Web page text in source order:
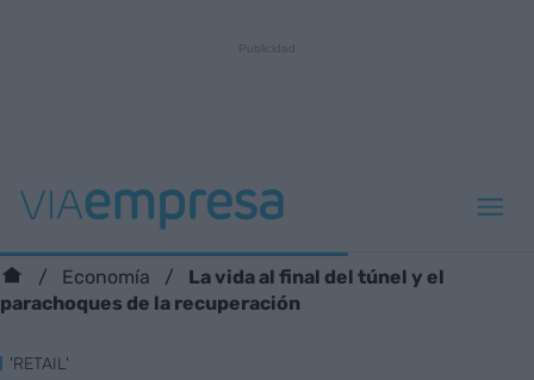
Economía
La vida al final del túnel y el
parachoques de la recuperación
'RETAIL'